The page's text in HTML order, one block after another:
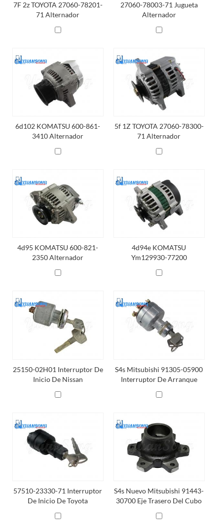
7F 2z TOYOTA 27060-78201-
71 Alternador
27060-78003-71 Jugueta
Alternador
6d102 KOMATSU 600-861-
3410 Alternador
5f 1Z TOYOTA 27060-78300-
71 Alternador
4d95 KOMATSU 600-821-
2350 Alternador
4d94e KOMATSU
Ym129930-77200
Alternador
25150-02H01 Interruptor De
Inicio De Nissan
S4s Mitsubishi 91305-05900
Interruptor De Arranque
57510-23330-71 Interruptor
De Inicio De Toyota
S4s Nuevo Mitsubishi 91443-
30700 Eje Trasero Del Cubo